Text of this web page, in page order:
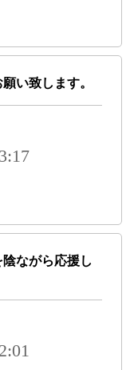
い致します。
ながら応援し